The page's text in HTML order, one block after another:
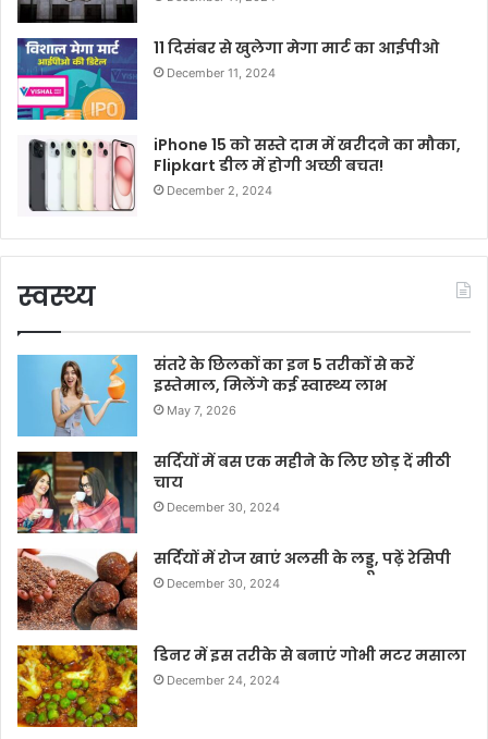
11 दिसंबर से खुलेगा मेगा मार्ट का आईपीओ
December 11, 2024
iPhone 15 को सस्ते दाम में खरीदने का मौका,
Flipkart डील में होगी अच्छी बचत!
December 2, 2024
स्वस्थ्य
संतरे के छिलकों का इन 5 तरीकों से करें
इस्तेमाल, मिलेंगे कई स्वास्थ्य लाभ
May 7, 2026
सर्दियों में बस एक महीने के लिए छोड़ दें मीठी
चाय
December 30, 2024
सर्दियों में रोज खाएं अलसी के लड्डू, पढ़ें रेसिपी
December 30, 2024
डिनर में इस तरीके से बनाएं गोभी मटर मसाला
December 24, 2024